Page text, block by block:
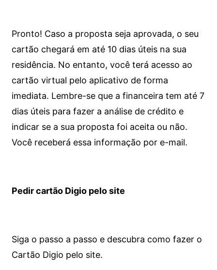
Pronto! Caso a proposta seja aprovada, o seu
cartão chegará em até 10 dias úteis na sua
residência. No entanto, você terá acesso ao
cartão virtual pelo aplicativo de forma
imediata. Lembre-se que a financeira tem até 7
dias úteis para fazer a análise de crédito e
indicar se a sua proposta foi aceita ou não.
Você receberá essa informação por e-mail.
Pedir cartão Digio pelo site
Siga o passo a passo e descubra como fazer o
Cartão Digio pelo site.